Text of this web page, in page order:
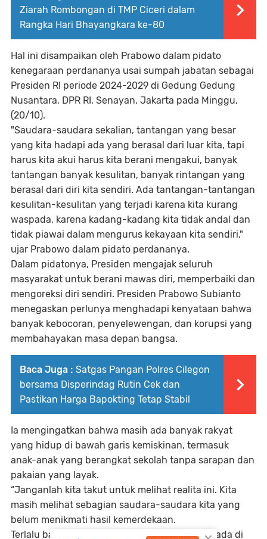
Ziarah Rombongan di TMP Ciceri dalam
Rangka Hari Bhayangkara ke-80
Hal ini disampaikan oleh Prabowo dalam pidato
kenegaraan perdananya usai sumpah jabatan sebagai
Presiden RI periode 2024-2029 di Gedung Gedung
Nusantara, DPR RI, Senayan, Jakarta pada Minggu,
(20/10).
"Saudara-saudara sekalian, tantangan yang besar
yang kita hadapi ada yang berasal dari luar kita, tapi
harus kita akui harus kita berani mengakui, banyak
tantangan banyak kesulitan, banyak rintangan yang
berasal dari diri kita sendiri. Ada tantangan-tantangan
kesulitan-kesulitan yang terjadi karena kita kurang
waspada, karena kadang-kadang kita tidak andal dan
tidak piawai dalam mengurus kekayaan kita sendiri,"
ujar Prabowo dalam pidato perdananya.
Dalam pidatonya, Presiden mengajak seluruh
masyarakat untuk berani mawas diri, memperbaiki dan
mengoreksi diri sendiri. Presiden Prabowo Subianto
menegaskan perlunya menghadapi kenyataan bahwa
banyak kebocoran, penyelewengan, dan korupsi yang
membahayakan masa depan bangsa.
Baca Juga : Satgas Pangan Polres Cilegon
bersama Disperindag Rutin Cek dan
Pastikan Harga Bapokting Tetap Stabil
Ia mengingatkan bahwa masih ada banyak rakyat
yang hidup di bawah garis kemiskinan, termasuk
anak-anak yang berangkat sekolah tanpa sarapan dan
pakaian yang layak.
“Janganlah kita takut untuk melihat realita ini. Kita
masih melihat sebagian saudara-saudara kita yang
belum menikmati hasil kemerdekaan.
Terlalu banyak saudara-saudara kita yang berada di